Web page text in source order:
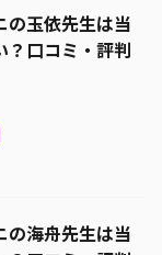
の玉依先生は当
？口コミ・評判
の海舟先生は当